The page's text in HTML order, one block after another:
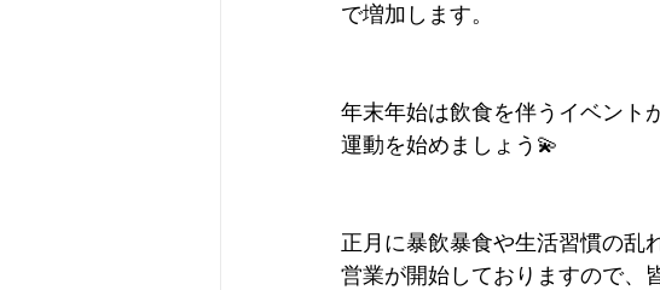
で増加します。
年末年始は飲食を伴うイベント
運動を始めましょう💫
正月に暴飲暴食や生活習慣の乱
営業が開始しておりますので、